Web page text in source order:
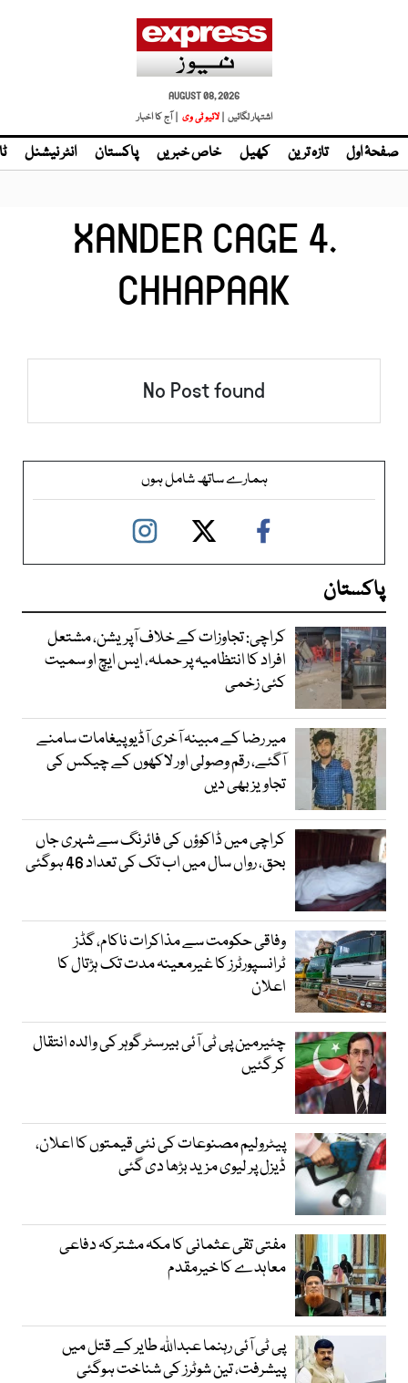
AUGUST 08, 2026
اشتہار لگائیں | لائیو ٹی وی | آج کا اخبار
صفحۂ اول تازہ ترین کھیل خاص خبریں پاکستان انٹر نیشنل
XANDER CAGE 4.
CHHAPAAK
No Post found
ہمارے ساتھ شامل ہوں
پاکستان
کراچی: تجاوزات کے خلاف آپریشن، مشتعل
افراد کا انتظامیہ پر حملہ، ایس ایچ او سمیت
کئی زخمی
میر رضا کے مبینہ آخری آڈیو پیغامات سامنے
آگئے، رقم وصولی اور لاکھوں کے چیکس کی
تجاویز بھی دیں
کراچی میں ڈاکوؤں کی فائرنگ سے شہری جاں
بحق، رواں سال میں اب تک کی تعداد 46 ہوگئی
وفاقی حکومت سے مذاکرات ناکام، گڈز
ٹرانسپورٹرز کا غیرمعینہ مدت تک ہڑتال کا
اعلان
چئیرمین پی ٹی آئی بیرسٹر گوہر کی والدہ انتقال
کر گئیں
پیٹرولیم مصنوعات کی نئی قیمتوں کا اعلان،
ڈیزل پر لیوی مزید بڑھا دی گئی
مفتی تقی عثمانی کا مکہ مشترکہ دفاعی
معاہدے کا خیرمقدم
پی ٹی آئی رہنما عبداللہ طایر کے قتل میں
پیشرفت، تین شوٹرز کی شناخت ہوگئی